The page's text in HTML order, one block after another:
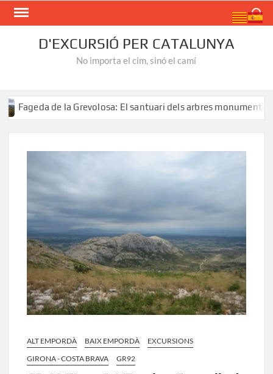
Skip
D'EXCURSIÓ PER CATALUNYA
No importa el cim, sinó el camí
de la Grevolosa: El santuari dels arbres monumentals
ALT EMPORDÀ BAIX EMPORDÀ
EXCURSIONS
GIRONA - COSTA BRAVA
GR92